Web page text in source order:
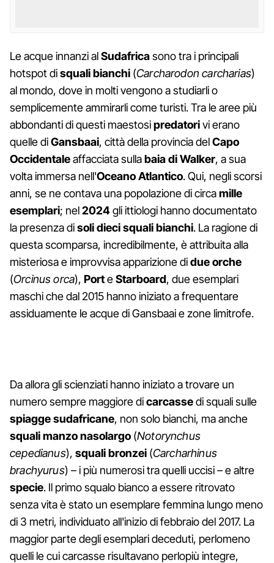
Le acque innanzi alSudafricasono tra i principali
hotspot disquali bianchi (Carcharodon carcharias)
al mondo, dove in molti vengono a studiarli o
semplicemente ammirarli come turisti. Tra le aree più
abbondanti di questi maestosipredatorivi erano
quelle diGansbaai, città della provincia delCapo
Occidentaleaffacciata sullabaia di Walker, a sua
volta immersa nell'Oceano Atlantico. Qui, negli scorsi
anni, se ne contava una popolazione di circamille
esemplari; nel2024gli ittiologi hanno documentato
la presenza disoli dieci squali bianchi. La ragione di
questa scomparsa, incredibilmente, è attribuita alla
misteriosa e improvvisa apparizione didue orche
(Orcinus orca),PorteStarboard, due esemplari
maschi che dal 2015 hanno iniziato a frequentare
assiduamente le acque di Gansbaai e zone limitrofe.
Da allora gli scienziati hanno iniziato a trovare un
numero sempre maggiore dicarcassedi squali sulle
spiagge sudafricane, non solo bianchi, ma anche
squali manzo nasolargo (Notorynchus
cepedianus), squali bronzei(Carcharhinus
brachyurus) – i più numerosi tra quelli uccisi – e altre
specie. Il primo squalo bianco a essere ritrovato
senza vita è stato un esemplare femmina lungo meno
di 3 metri, individuato all'inizio di febbraio del 2017. La
maggior parte degli esemplari deceduti, perlomeno
quelli le cui carcasse risultavano perlopiù integre,